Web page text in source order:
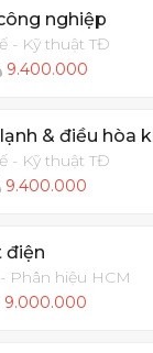
nghiệp
- Kỹ thuật TĐ
9.400.000
& điều hòa
- Kỹ thuật TĐ
9.400.000
điện
Phân hiệu HCM
9.000.000